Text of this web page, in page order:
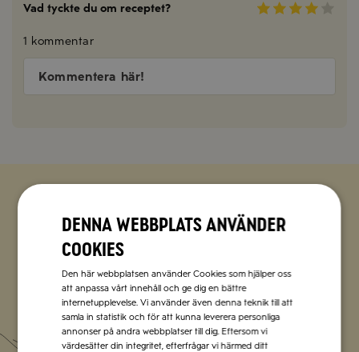
Vad tyckte du om receptet?
1 kommentar
Kommentera här!
Zetas populära nyhetsbrev
Missa inte att vi har flera olika nyhetsbrev som
förenklar vardagen och förgyller helgen med
italienska smaker.
Prenumerera
Denna webbplats använder
cookies
Den här webbplatsen använder Cookies som hjälper oss
att anpassa vårt innehåll och ge dig en bättre
internetupplevelse. Vi använder även denna teknik till att
samla in statistik och för att kunna leverera personliga
annonser på andra webbplatser till dig. Eftersom vi
värdesätter din integritet, efterfrågar vi härmed ditt